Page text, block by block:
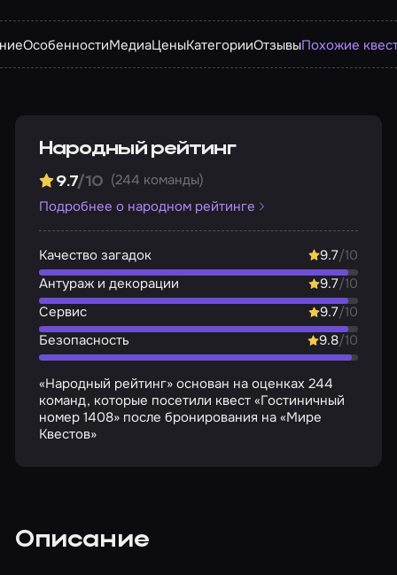
ОсобенностиМедиаЦеныКатегорииОтзывыПохожие
Народный рейтинг
9.7/10 (244 команды)
Подробнее о народном рейтинге
Качество загадок 9.7/10
Антураж и декорации
9.7/10
Сервис
9.7/10
Безопасность
9.8/10
«Народный рейтинг» основан на оценках 244
команд, которые посетили квест «Гостиничный
номер 1408» после бронирования на «Мире
Квестов»
Описание